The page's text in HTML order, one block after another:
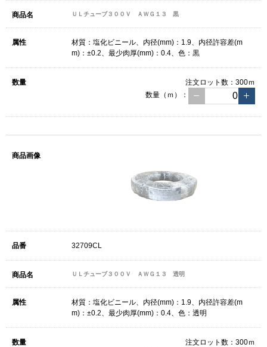
ＵＬチューブ３００Ｖ ＡＷＧ１３ 黒
材質：塩化ビニール、内径(mm)：1.9、内径許容差(m
m)：±0.2、最少肉厚(mm)：0.4、色：黒
注文ロット数： 300ｍ
数量（ｍ）：
32709CL
ＵＬチューブ３００Ｖ ＡＷＧ１３ 透明
材質：塩化ビニール、内径(mm)：1.9、内径許容差(m
m)：±0.2、最少肉厚(mm)：0.4、色：透明
注文ロット数： 300ｍ